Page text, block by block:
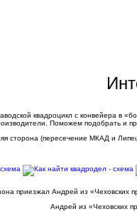
квадроцикл с конвейера
Поможем подобрать и
(пересечение МКАД и
приезжал Андрей из
Андрей из «Чеховских